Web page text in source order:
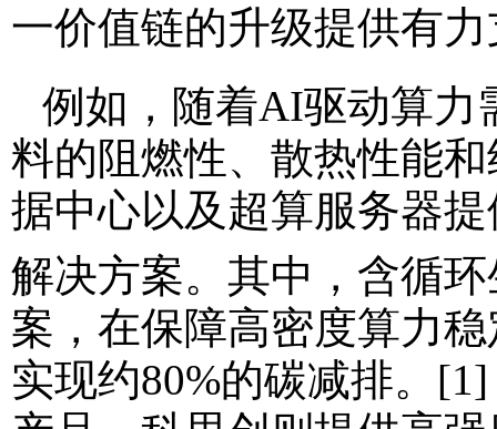
一价值链的升级提供有
例如，随着AI驱动算力
料的阻燃性、散热性能
据中心以及超算服务器
解决方案。其中，含循
案，在保障高密度算力
实现约80%的碳减排。